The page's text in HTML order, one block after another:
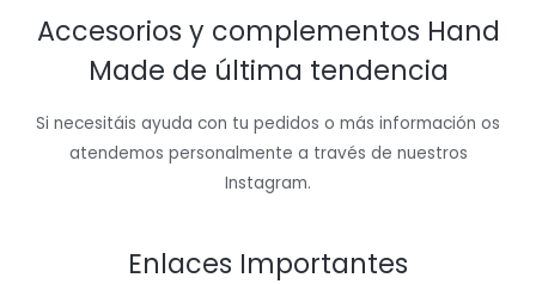
Accesorios y complementos Hand
Made de última tendencia
Si necesitáis ayuda con tu pedidos o más información os
atendemos personalmente a través de nuestros
Instagram.
Enlaces Importantes